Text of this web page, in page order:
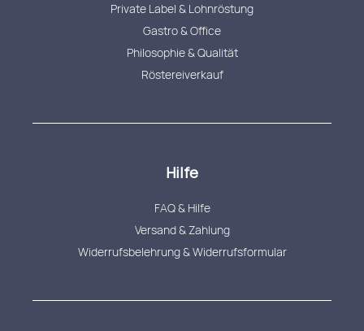
Private Label & Lohnröstung
Gastro & Office
Philosophie & Qualität
Röstereiverkauf
Hilfe
FAQ & Hilfe
Versand & Zahlung
Widerrufsbelehrung & Widerrufsformular